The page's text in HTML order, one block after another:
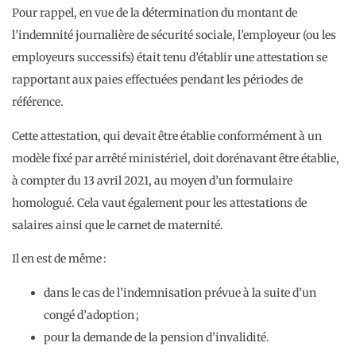
Pour rappel, en vue de la détermination du montant de
l’indemnité journalière de sécurité sociale, l’employeur (ou les
employeurs successifs) était tenu d’établir une attestation se
rapportant aux paies effectuées pendant les périodes de
référence.
Cette attestation, qui devait être établie conformément à un
modèle fixé par arrêté ministériel, doit dorénavant être établie,
à compter du 13 avril 2021, au moyen d’un formulaire
homologué. Cela vaut également pour les attestations de
salaires ainsi que le carnet de maternité.
Il en est de même :
dans le cas de l’indemnisation prévue à la suite d’un
congé d’adoption ;
pour la demande de la pension d’invalidité.